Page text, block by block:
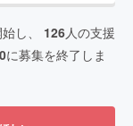
し、 126人の支援
に募集を終了しま